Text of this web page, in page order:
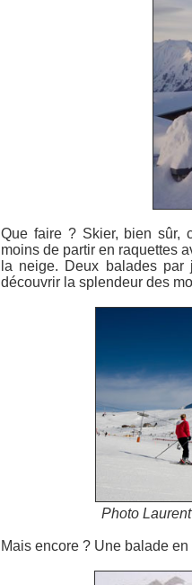
Que faire ? Skier, bien sûr,
moins de partir en raquettes
la neige. Deux balades
découvrir la splendeur des
Photo
Mais encore ? Une balade